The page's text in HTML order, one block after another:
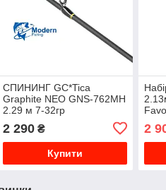
СПИНИНГ GC*Tica
Graphite NEO GNS-762MH
2.29 м 7-32гр
2 290₴
Купити
2